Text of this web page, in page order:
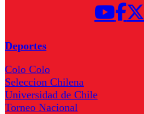
Deportes
Colo Colo
Seleccion Chilena
Universidad de Chile
Torneo Nacional